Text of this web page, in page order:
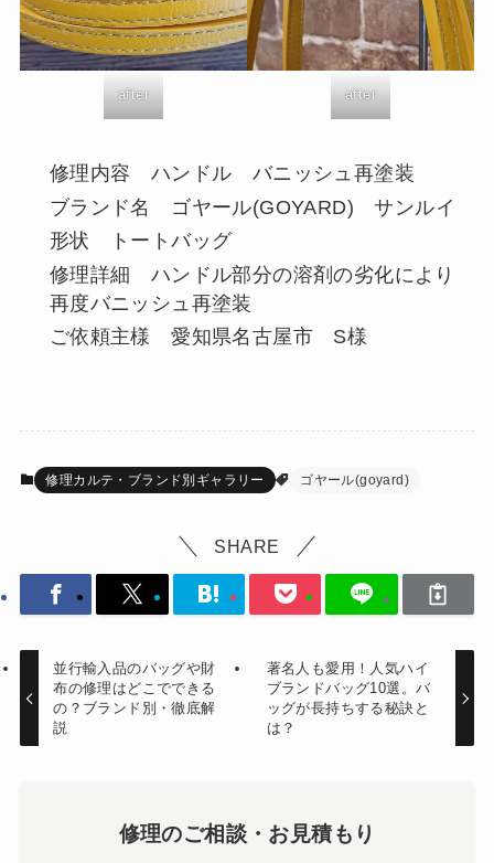
after after
修理内容 ハンドル バニッシュ再塗装
ブランド名 ゴヤール(GOYARD) サンルイ
形状 トートバッグ
修理詳細 ハンドル部分の溶剤の劣化により
再度バニッシュ再塗装
ご依頼主様 愛知県名古屋市 S様
修理カルテ・ブランド別ギャラリー ゴヤール(goyard)
SHARE
並行輸入品のバッグや財
布の修理はどこでできる
の？ブランド別・徹底解
説
著名人も愛用！人気ハイ
ブランドバッグ10選。バ
ッグが長持ちする秘訣と
は？
修理のご相談・お見積もり